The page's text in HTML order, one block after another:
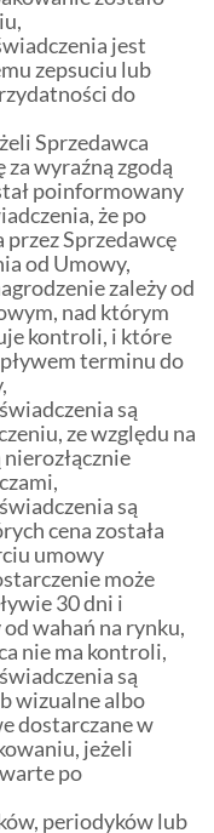
jest
zepsuciu lub
do
Sprzedawca
za wyraźną zgodą
poinformowany
że po
przez Sprzedawcę
od Umowy,
zależy od
nad którym
kontroli, i które
terminu do
są
ze względu na
są
cena została
umowy
może
30 dni i
wahań na rynku,
nie ma kontroli,
są
wizualne albo
dostarczane w
jeżeli
po
periodyków lub